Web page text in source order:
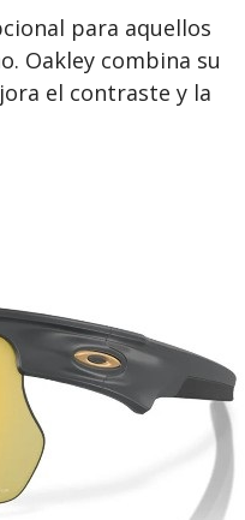
para aquellos
Oakley combina su
el contraste y la